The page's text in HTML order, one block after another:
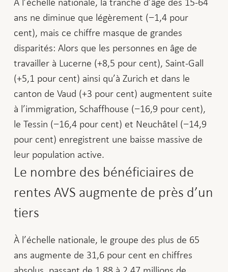
ans ne diminue que légèrement (−1,4 pour
cent), mais ce chiffre masque de grandes
disparités: Alors que les personnes en âge de
travailler à Lucerne (+8,5 pour cent), Saint-Gall
(+5,1 pour cent) ainsi qu’à Zurich et dans le
canton de Vaud (+3 pour cent) augmentent suite
à l’immigration, Schaffhouse (−16,9 pour cent),
le Tessin (−16,4 pour cent) et Neuchâtel (−14,9
pour cent) enregistrent une baisse massive de
leur population active.
Le nombre des bénéficiaires de
rentes AVS augmente de près d’un
tiers
À l’échelle nationale, le groupe des plus de 65
ans augmente de 31,6 pour cent en chiffres